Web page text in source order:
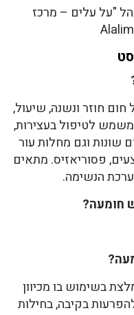
"על עלים – מרכז
חוזר ונשנה, שיעול,
לטיפול בעצירות,
שונות וגם מחלות עור
פסוריאזיס. מתאים
הנשימה.
חומעה?
בשימוש בו מכיוון
בקיבה, בחילות